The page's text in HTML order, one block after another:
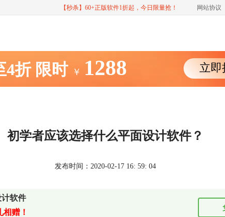
【秒杀】60+正版软件1折起，今日限量抢！ 网站协议
4折 限时 ￥ 1288 立即
初学者应该选择什么平面设计软件？
发布时间：2020-02-17 16: 59: 04
软件
赠！